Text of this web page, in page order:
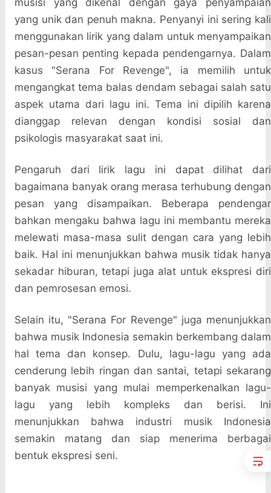
musisi yang dikenal dengan gaya penyampaian
yang unik dan penuh makna. Penyanyi ini sering kali
menggunakan lirik yang dalam untuk menyampaikan
pesan-pesan penting kepada pendengarnya. Dalam
kasus "Serana For Revenge", ia memilih untuk
mengangkat tema balas dendam sebagai salah satu
aspek utama dari lagu ini. Tema ini dipilih karena
dianggap relevan dengan kondisi sosial dan
psikologis masyarakat saat ini.
Pengaruh dari lirik lagu ini dapat dilihat dari
bagaimana banyak orang merasa terhubung dengan
pesan yang disampaikan. Beberapa pendengar
bahkan mengaku bahwa lagu ini membantu mereka
melewati masa-masa sulit dengan cara yang lebih
baik. Hal ini menunjukkan bahwa musik tidak hanya
sekadar hiburan, tetapi juga alat untuk ekspresi diri
dan pemrosesan emosi.
Selain itu, "Serana For Revenge" juga menunjukkan
bahwa musik Indonesia semakin berkembang dalam
hal tema dan konsep. Dulu, lagu-lagu yang ada
cenderung lebih ringan dan santai, tetapi sekarang
banyak musisi yang mulai memperkenalkan lagu-
lagu yang lebih kompleks dan berisi. Ini
menunjukkan bahwa industri musik Indonesia
semakin matang dan siap menerima berbagai
bentuk ekspresi seni.